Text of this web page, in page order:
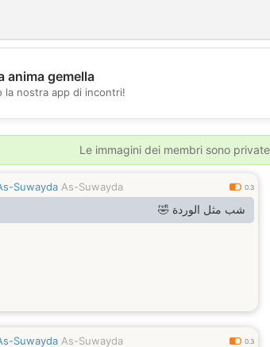
💕
anima gemella
la nostra app di incontri!
Le immagini dei membri sono
Suwayda As-Suwayda 0.3
شب مثل الوردة 🤣
Suwayda As-Suwayda 0.3